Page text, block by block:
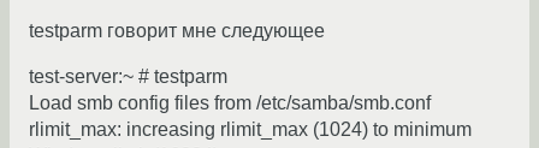
testparm говорит мне следующее
test-server:~ # testparm
Load smb config files from /etc/samba/smb.conf
rlimit_max: increasing rlimit_max (1024) to minimum